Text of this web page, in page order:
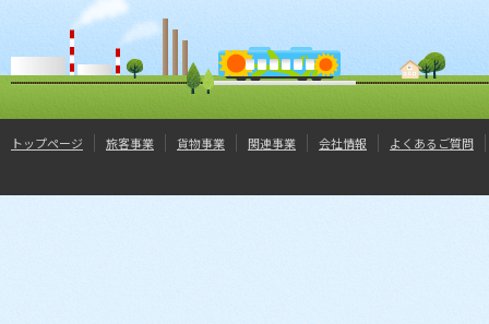
トップページ 旅客事業 貨物事業 関連事業 会社情報 よくあるご質問